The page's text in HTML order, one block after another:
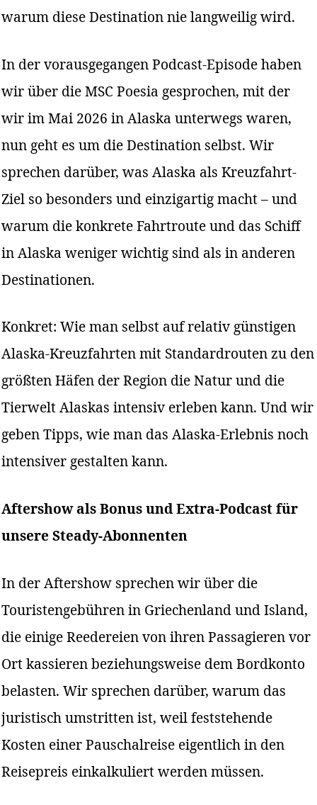
warum diese Destination nie langweilig wird.
In der vorausgegangen Podcast-Episode haben
wir über die MSC Poesia gesprochen, mit der
wir im Mai 2026 in Alaska unterwegs waren,
nun geht es um die Destination selbst. Wir
sprechen darüber, was Alaska als Kreuzfahrt-
Ziel so besonders und einzigartig macht – und
warum die konkrete Fahrtroute und das Schiff
in Alaska weniger wichtig sind als in anderen
Destinationen.
Konkret: Wie man selbst auf relativ günstigen
Alaska-Kreuzfahrten mit Standardrouten zu den
größten Häfen der Region die Natur und die
Tierwelt Alaskas intensiv erleben kann. Und wir
geben Tipps, wie man das Alaska-Erlebnis noch
intensiver gestalten kann.
Aftershow als Bonus und Extra-Podcast für
unsere Steady-Abonnenten
In der Aftershow sprechen wir über die
Touristengebühren in Griechenland und Island,
die einige Reedereien von ihren Passagieren vor
Ort kassieren beziehungsweise dem Bordkonto
belasten. Wir sprechen darüber, warum das
juristisch umstritten ist, weil feststehende
Kosten einer Pauschalreise eigentlich in den
Reisepreis einkalkuliert werden müssen.